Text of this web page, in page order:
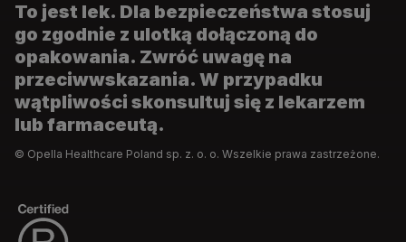
To jest lek. Dla bezpieczeństwa stosuj
go zgodnie z ulotką dołączoną do
opakowania. Zwróć uwagę na
przeciwwskazania. W przypadku
wątpliwości skonsultuj się z lekarzem
lub farmaceutą.
© Opella Healthcare Poland sp. z. o. o. Wszelkie prawa zastrzeżone.